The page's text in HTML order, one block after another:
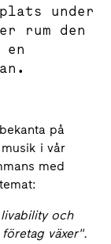
under
rum den
på
i vår
med
och
växer".